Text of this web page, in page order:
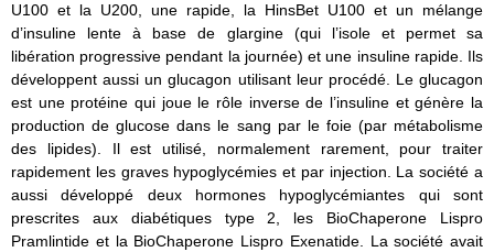
U100 et la U200, une rapide, la HinsBet U100 et un mélange
d’insuline lente à base de glargine (qui l’isole et permet sa
libération progressive pendant la journée) et une insuline rapide. Ils
développent aussi un glucagon utilisant leur procédé. Le glucagon
est une protéine qui joue le rôle inverse de l’insuline et génère la
production de glucose dans le sang par le foie (par métabolisme
des lipides). Il est utilisé, normalement rarement, pour traiter
rapidement les graves hypoglycémies et par injection. La société a
aussi développé deux hormones hypoglycémiantes qui sont
prescrites aux diabétiques type 2, les BioChaperone Lispro
Pramlintide et la BioChaperone Lispro Exenatide. La société avait